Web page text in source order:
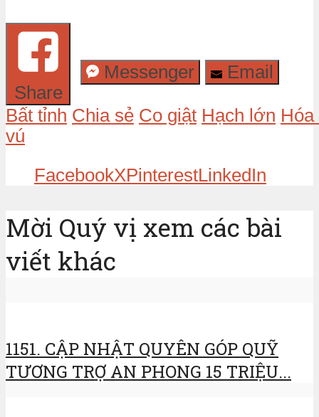
Share
Messenger Email
Bất tỉnh Chia sẻ Co giật Hạch lớn
vú
FacebookXPinterestLinkedIn
Mời Quý vị xem các bài
viết khác
1151. CẬP NHẬT QUYÊN GÓP QUỸ
TƯƠNG TRỢ AN PHONG 15 TRIỆU...